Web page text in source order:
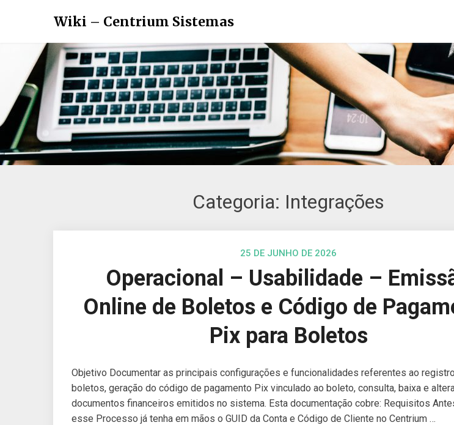
Wiki – Centrium Sistemas
Categoria: Integrações
25 DE JUNHO DE 2026
Operacional – Usabilidade –
Online de Boletos e Código de
Pix para Boletos
Objetivo Documentar as principais configurações e funcionalidades referentes ao
boletos, geração do código de pagamento Pix vinculado ao boleto, consulta, baixa e
documentos financeiros emitidos no sistema. Esta documentação cobre: Requisitos
esse Processo já tenha em mãos o GUID da Conta e Código de Cliente no Centrium …